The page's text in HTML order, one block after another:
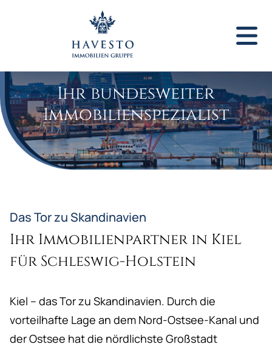
Ihr bundesweiter
Immobilienspezialist
Ihr Immobilienpartner in Kiel
für Schleswig-Holstein
Das Tor zu Skandinavien
Kiel – das Tor zu Skandinavien. Durch die
vorteilhafte Lage an dem Nord-Ostsee-Kanal und
der Ostsee hat die nördlichste Großstadt